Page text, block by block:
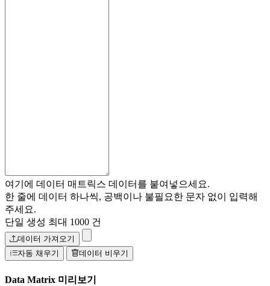
여기에 데이터 매트릭스 데이터를 붙여넣으세요.
한 줄에 데이터 하나씩, 공백이나 불필요한 문자 없이 입력해
주세요.
단일 생성 최대 1000 건
데이터 가져오기
자동 채우기
데이터 비우기
Data Matrix 미리보기